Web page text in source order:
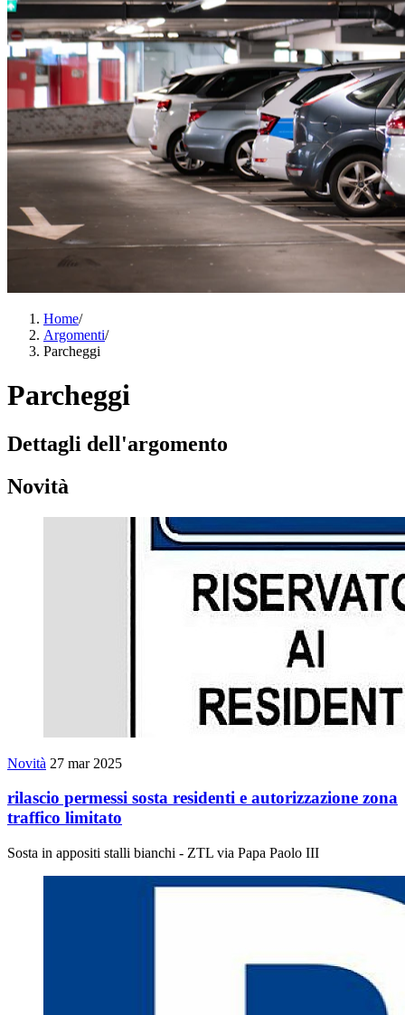
Home/
Argomenti/
Parcheggi
Parcheggi
Dettagli dell'argomento
Novità
Novità 27 mar 2025
rilascio permessi sosta residenti e autorizzazione zona
traffico limitato
Sosta in appositi stalli bianchi - ZTL via Papa Paolo III